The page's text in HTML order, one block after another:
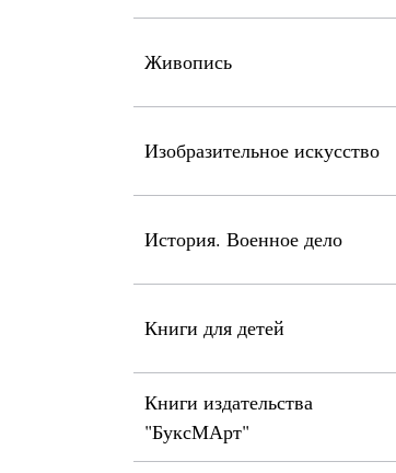
Живопись
Изобразительное искусство
История. Военное дело
Книги для детей
Книги издательства
"БуксМАрт"